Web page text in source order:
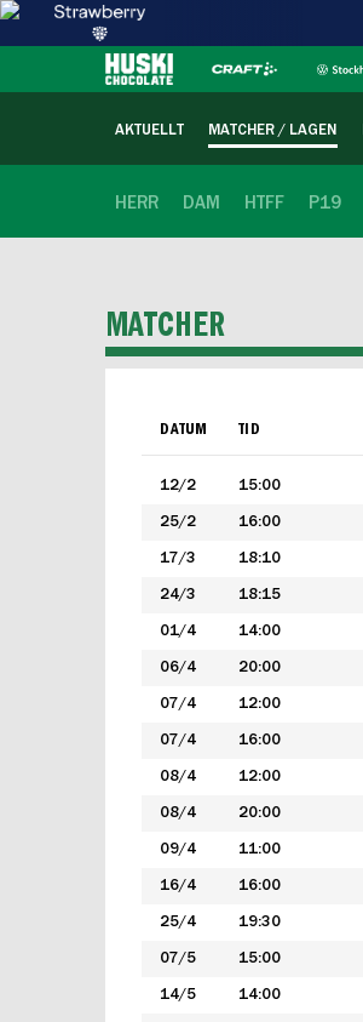
AKTUELLT MATCHER / LAGEN
HERR DAM HTFF P19
MATCHER
DATUM TID
12/2 15:00
25/2 16:00
17/3 18:10
24/3 18:15
01/4 14:00
06/4 20:00
07/4 12:00
07/4 16:00
08/4 12:00
08/4 20:00
09/4 11:00
16/4 16:00
25/4 19:30
07/5 15:00
14/5 14:00